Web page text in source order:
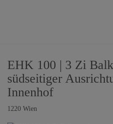
EHK 100 | 3 Zi
südseitiger
Innenhof
1220 Wien